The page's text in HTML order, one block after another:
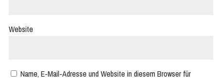
Website
Name, E-Mail-Adresse und Website in diesem Browser für